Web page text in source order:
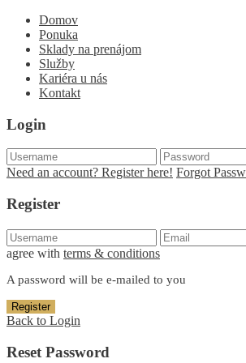
Domov
Ponuka
Sklady na prenájom
Služby
Kariéra u nás
Kontakt
Login
Need an account? Register here! Forgot
Register
agree with terms & conditions
A password will be e-mailed to you
Register
Back to Login
Reset Password